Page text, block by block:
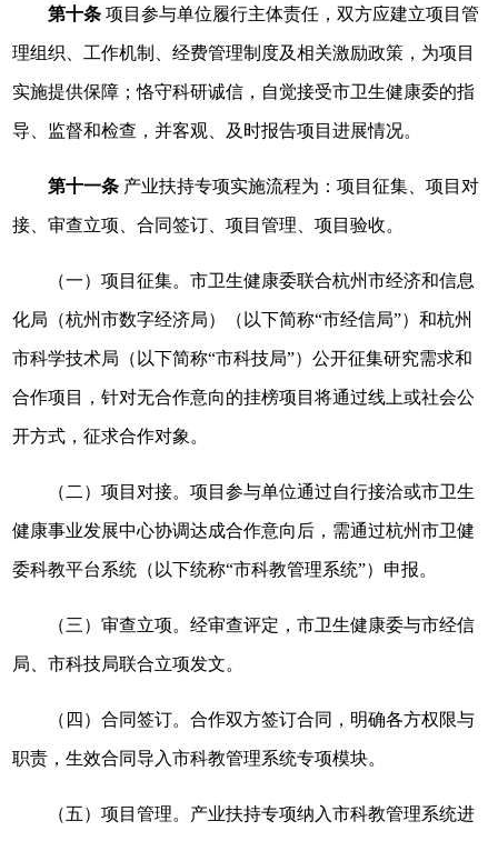
第十条 项目参与单位履行主体责任，双方应建立项目管
理组织、工作机制、经费管理制度及相关激励政策，为项目
实施提供保障；恪守科研诚信，自觉接受市卫生健康委的指
导、监督和检查，并客观、及时报告项目进展情况。
第十一条 产业扶持专项实施流程为：项目征集、项目对
接、审查立项、合同签订、项目管理、项目验收。
（一）项目征集。市卫生健康委联合杭州市经济和信息
化局（杭州市数字经济局）（以下简称“市经信局”）和杭州
市科学技术局（以下简称“市科技局”）公开征集研究需求和
合作项目，针对无合作意向的挂榜项目将通过线上或社会公
开方式，征求合作对象。
（二）项目对接。项目参与单位通过自行接洽或市卫生
健康事业发展中心协调达成合作意向后，需通过杭州市卫健
委科教平台系统（以下统称“市科教管理系统”）申报。
（三）审查立项。经审查评定，市卫生健康委与市经信
局、市科技局联合立项发文。
（四）合同签订。合作双方签订合同，明确各方权限与
职责，生效合同导入市科教管理系统专项模块。
（五）项目管理。产业扶持专项纳入市科教管理系统进